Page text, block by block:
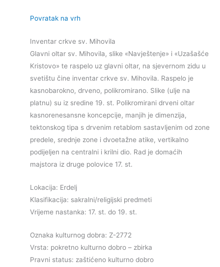
Povratak na vrh
Inventar crkve sv. Mihovila
Glavni oltar sv. Mihovila, slike «Navještenje» i «Uzašašće
Kristovo» te raspelo uz glavni oltar, na sjevernom zidu u
svetištu čine inventar crkve sv. Mihovila. Raspelo je
kasnobarokno, drveno, polikromirano. Slike (ulje na
platnu) su iz sredine 19. st. Polikromirani drveni oltar
kasnorenesansne koncepcije, manjih je dimenzija,
tektonskog tipa s drvenim retablom sastavljenim od zone
predele, srednje zone i dvoetažne atike, vertikalno
podijeljen na centralni i krilni dio. Rad je domaćih
majstora iz druge polovice 17. st.
Lokacija: Erdelj
Klasifikacija: sakralni/religijski predmeti
Vrijeme nastanka: 17. st. do 19. st.
Oznaka kulturnog dobra: Z-2772
Vrsta: pokretno kulturno dobro – zbirka
Pravni status: zaštićeno kulturno dobro